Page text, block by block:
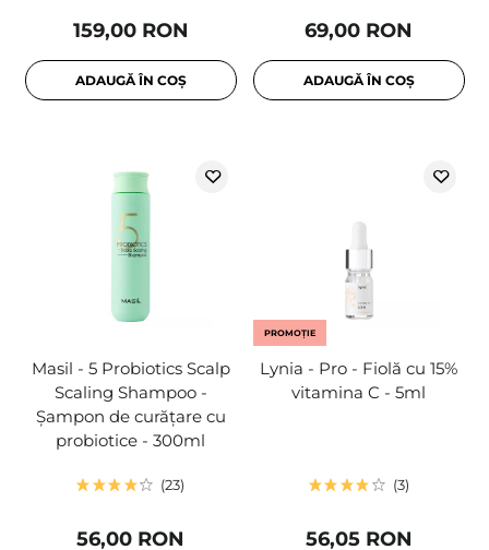
159,00 RON
ADAUGĂ ÎN COȘ
69,00 RON
ADAUGĂ ÎN COȘ
Masil - 5 Probiotics Scalp
Scaling Shampoo -
Șampon de curățare cu
probiotice - 300ml
23
56,00 RON
PROMOȚIE
Lynia - Pro - Fiolă cu 15%
vitamina C - 5ml
3
56,05 RON